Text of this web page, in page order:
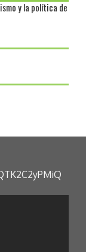
y la política de